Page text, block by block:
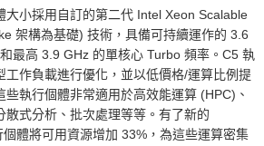
大小採用自訂的第二代 Intel Xeon Scalable
架構為基礎) 技術，具備可持續運作的 3.6
最高 3.9 GHz 的單核心 Turbo 頻率。C5 執
工作負載進行優化，並以低價格/運算比例提
執行個體非常適用於高效能運算 (HPC)、
散式分析、批次處理等等。有了新的
體將可用資源增加 33%，為這些運算密集